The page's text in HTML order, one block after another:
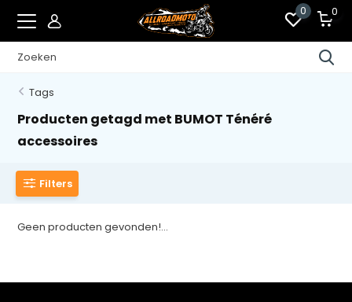
0 0
Tags
Producten getagd met BUMOT Ténéré
accessoires
Filters
Geen producten gevonden!...